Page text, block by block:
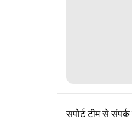
सपोर्ट टीम से